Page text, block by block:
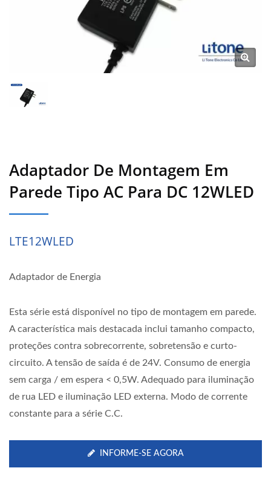
Adaptador De Montagem Em
Parede Tipo AC Para DC 12WLED
LTE12WLED
Adaptador de Energia
Esta série está disponível no tipo de montagem em parede.
A característica mais destacada inclui tamanho compacto,
proteções contra sobrecorrente, sobretensão e curto-
circuito. A tensão de saída é de 24V. Consumo de energia
sem carga / em espera < 0,5W. Adequado para iluminação
de rua LED e iluminação LED externa. Modo de corrente
constante para a série C.C.
INFORME-SE AGORA